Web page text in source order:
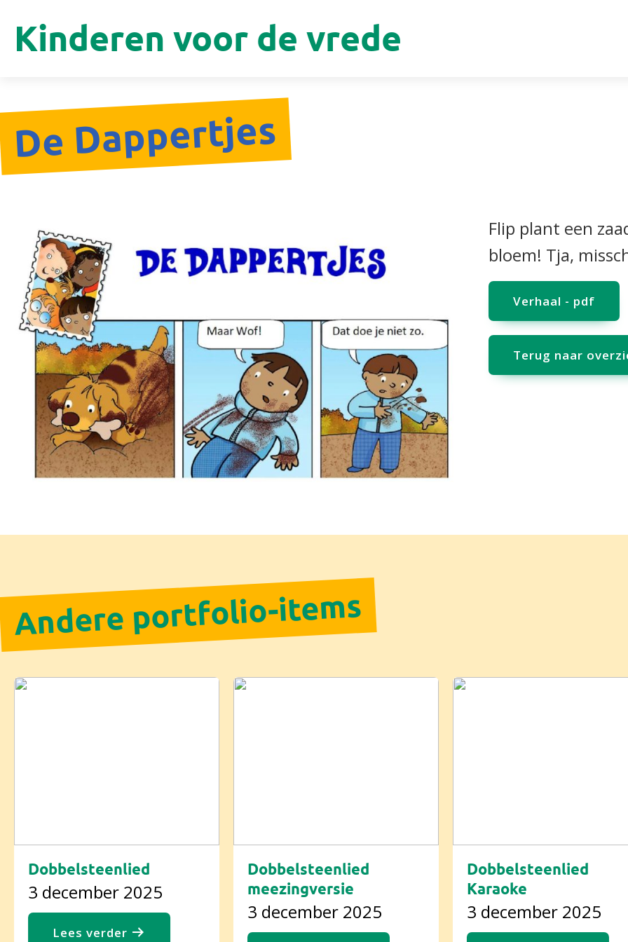
Kinderen voor de vrede
De Dappertjes
Flip plant een
bloem! Tja,
Verhaal - pdf
Terug naar
Andere portfolio-items
Dobbelsteenlied
3 december 2025
Lees verder
Dobbelsteenlied
meezingversie
3 december 2025
Dobbelsteenlied
Karaoke
3 december 2025